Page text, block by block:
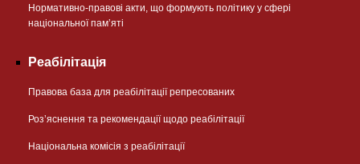
Нормативно-правові акти, що формують політику у сфері
національної памʼяті
Реабілітація
Правова база для реабілітації репресованих
Розʼяснення та рекомендації щодо реабілітації
Національна комісія з реабілітації